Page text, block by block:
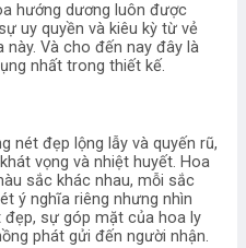
hướng dương luôn được
uy quyền và kiêu kỳ từ vẻ
Và cho đến nay đây là
nhất trong thiết kế.
nét đẹp lộng lẫy và quyến rũ,
vọng và nhiệt huyết. Hoa
sắc khác nhau, mỗi sắc
ý nghĩa riêng nhưng nhìn
sự góp mặt của hoa ly
phát gửi đến người nhận.